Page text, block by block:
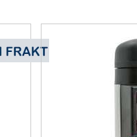
som ger goda